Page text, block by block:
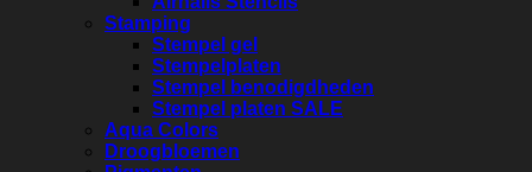
Stamping
Stempel gel
Stempelplaten
Stempel benodigdheden
Stempel platen SALE
Aqua Colors
Droogbloemen